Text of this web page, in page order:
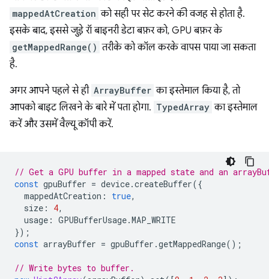
mappedAtCreation को सही पर सेट करने की वजह से होता है.
इसके बाद, इससे जुड़े रॉ बाइनरी डेटा बफ़र को, GPU बफ़र के
getMappedRange() तरीके को कॉल करके वापस पाया जा सकता
है.
अगर आपने पहले से ही ArrayBuffer का इस्तेमाल किया है, तो
आपको बाइट लिखने के बारे में पता होगा. TypedArray का इस्तेमाल
करें और उसमें वैल्यू कॉपी करें.
// Get a GPU buffer in a mapped state and an
const gpuBuffer = device.createBuffer({
mappedAtCreation : true,
size : 4,
usage : GPUBufferUsage.MAP_WRITE
});
const arrayBuffer = gpuBuffer .getMappedRange();
// Write bytes to buffer.